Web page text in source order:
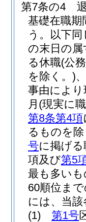
第7条の4
基礎在職期
う。以下同
の末日の
る休職(公
を除く。)
事由によ
月 (現実に
第8条第4項
るものを
号に掲げ
項及び第5
最も多い
60順位ま
には、当
(1)
第1号